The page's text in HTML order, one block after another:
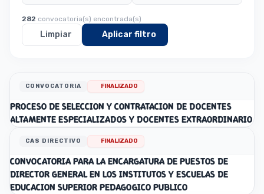
282 convocatoria(s) encontrada(s)
Limpiar Aplicar filtro
CONVOCATORIA FINALIZADO
PROCESO DE SELECCION Y CONTRATACION DE DOCENTES
ALTAMENTE ESPECIALIZADOS Y DOCENTES EXTRAORDINARIO
CAS DIRECTIVO FINALIZADO
CONVOCATORIA PARA LA ENCARGATURA DE PUESTOS DE
DIRECTOR GENERAL EN LOS INSTITUTOS Y ESCUELAS DE
EDUCACION SUPERIOR PEDAGOGICO PUBLICO